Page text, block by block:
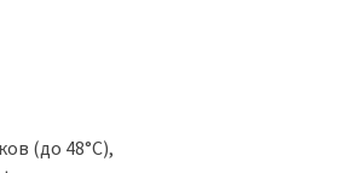
(до 48°C),